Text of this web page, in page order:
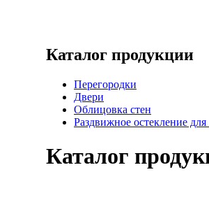
Каталог продукции
Перегородки
Двери
Облицовка стен
Раздвижное остекление для
Каталог